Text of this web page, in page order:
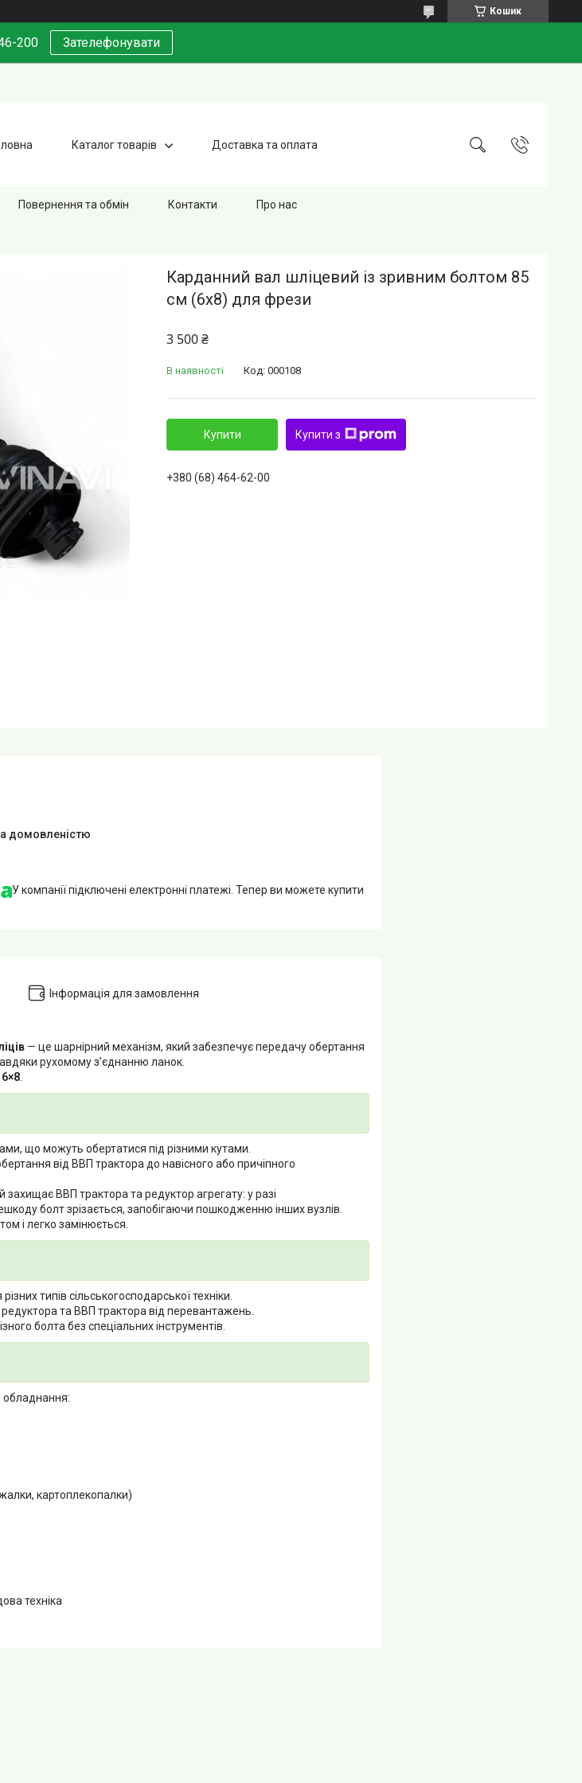
Кошик
200 Зателефонувати
Каталог товарів Доставка та оплата
Повернення та обмін Контакти Про нас
Карданний вал шліцевий із зривним болтом 85
см (6х8) для фрези
3 500 ₴
В наявності Код: 000108
Купити Купити з
+380 (68) 464-62-00
домовленістю
У компанії підключені електронні платежі. Тепер ви можете купити
Інформація для замовлення
— це шарнірний механізм, який забезпечує передачу обертання
рухомому з’єднанню ланок.
6×8
що можуть обертатися під різними кутами.
від ВВП трактора до навісного або причіпного
захищає ВВП трактора та редуктор агрегату: у разі
болт зрізається, запобігаючи пошкодженню інших вузлів.
і легко замінюється.
типів сільськогосподарської техніки.
та ВВП трактора від перевантажень.
болта без спеціальних інструментів.
обладнання:
картоплекопалки)
техніка